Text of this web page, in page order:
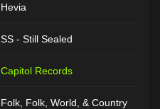
Hevia
SS - Still Sealed
Capitol Records
Folk, Folk, World, & Country